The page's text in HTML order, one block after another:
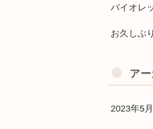
バイオレ
お久しぶ
ア
2023年5月